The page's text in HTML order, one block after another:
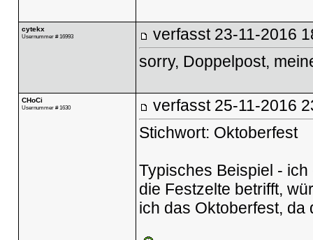
cytekx
Usernummer # 16993 verfasst 23-11-2016
sorry, Doppelpost,
CHoCi
Usernummer # 1630 verfasst 25-11-2016
Stichwort: Oktoberfest
Typisches Beispiel -
die Festzelte betrifft,
ich das Oktoberfest, da